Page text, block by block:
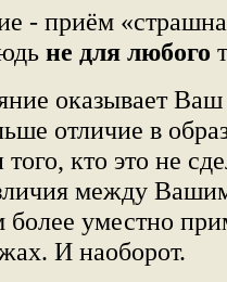
- приём
не для любого
оказывает Ваш
отличие в
кто это не
между
более уместно
И наоборот.